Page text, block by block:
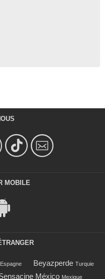
MOBILE
Espagne Beyazperde Turquie
México Mexique